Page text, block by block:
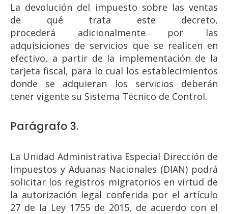
La devolución del impuesto sobre las ventas
de qué trata este decreto,
procederá adicionalmente por las
adquisiciones de servicios que se realicen en
efectivo, a partir de la implementación de la
tarjeta fiscal, para lo cual los establecimientos
donde se adquieran los servicios deberán
tener vigente su Sistema Técnico de Control.
Parágrafo 3.
La Unidad Administrativa Especial Dirección de
Impuestos y Aduanas Nacionales (DIAN) podrá
solicitar los registros migratorios en virtud de
la autorización legal conferida por el artículo
27 de la Ley 1755 de 2015, de acuerdo con el